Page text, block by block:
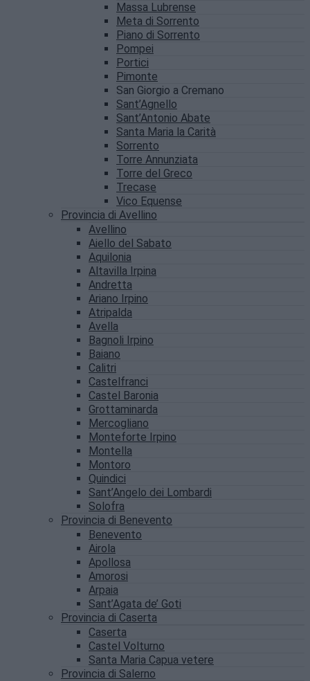
Massa Lubrense
Meta di Sorrento
Piano di Sorrento
Pompei
Portici
Pimonte
San Giorgio a Cremano
Sant’Agnello
Sant’Antonio Abate
Santa Maria la Carità
Sorrento
Torre Annunziata
Torre del Greco
Trecase
Vico Equense
Provincia di Avellino
Avellino
Aiello del Sabato
Aquilonia
Altavilla Irpina
Andretta
Ariano Irpino
Atripalda
Avella
Bagnoli Irpino
Baiano
Calitri
Castelfranci
Castel Baronia
Grottaminarda
Mercogliano
Monteforte Irpino
Montella
Montoro
Quindici
Sant’Angelo dei Lombardi
Solofra
Provincia di Benevento
Benevento
Airola
Apollosa
Amorosi
Arpaia
Sant’Agata de’ Goti
Provincia di Caserta
Caserta
Castel Volturno
Santa Maria Capua vetere
Provincia di Salerno